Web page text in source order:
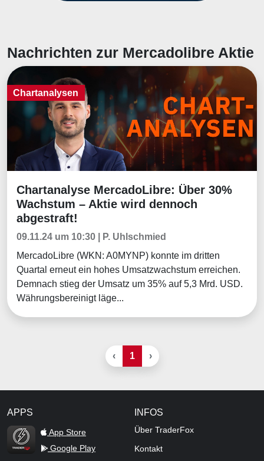
Nachrichten zur Mercadolibre Aktie
Chartanalysen
Chartanalysen
Chartanalyse MercadoLibre: Über 30%
Wachstum – Aktie wird dennoch
abgestraft!
09.11.24 um 10:30 | P. Uhlschmied
MercadoLibre (WKN: A0MYNP) konnte im dritten
Quartal erneut ein hohes Umsatzwachstum erreichen.
Demnach stieg der Umsatz um 35% auf 5,3 Mrd. USD.
Währungsbereinigt läge...
‹ 1 ›
APPS
TraderFox Flash
App Store
Google Play
INFOS
Über TraderFox
Kontakt